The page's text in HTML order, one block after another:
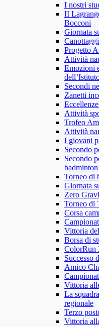
I nostri
II
Bocconi
Giornata
Progetto
Attività
Emozioni
Secondi
Zanetti
Attività
Trofeo
Attività
I giovani
Secondo
Secondo
badminton
Torneo di
Giornata
Zero
Torneo di
Corsa
Vittoria
Borsa di
ColorRun
Successo
Amico
Vittoria
La
regionale
Terzo
Vittoria